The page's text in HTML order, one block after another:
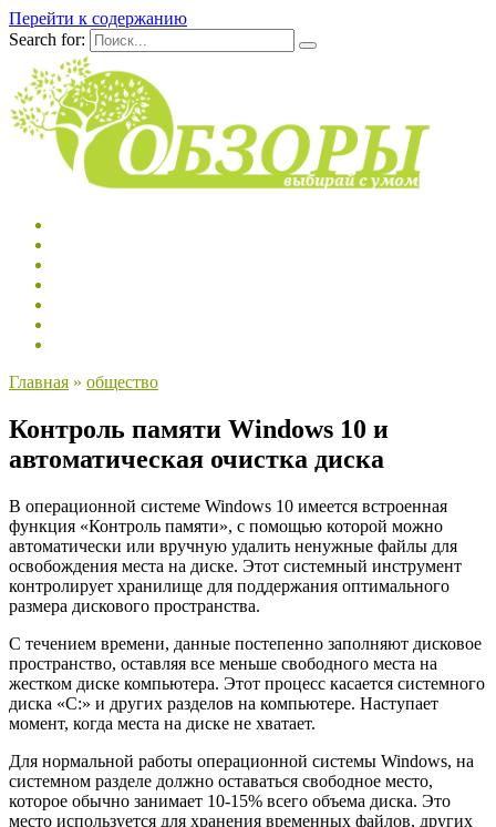
Перейти к содержанию
Search for:
Главная » общество
Контроль памяти Windows 10 и
автоматическая очистка диска
В операционной системе Windows 10 имеется встроенная
функция «Контроль памяти», с помощью которой можно
автоматически или вручную удалить ненужные файлы для
освобождения места на диске. Этот системный инструмент
контролирует хранилище для поддержания оптимального
размера дискового пространства.
С течением времени, данные постепенно заполняют дисковое
пространство, оставляя все меньше свободного места на
жестком диске компьютера. Этот процесс касается системного
диска «С:» и других разделов на компьютере. Наступает
момент, когда места на диске не хватает.
Для нормальной работы операционной системы Windows, на
системном разделе должно оставаться свободное место,
которое обычно занимает 10-15% всего объема диска. Это
место используется для хранения временных файлов, других